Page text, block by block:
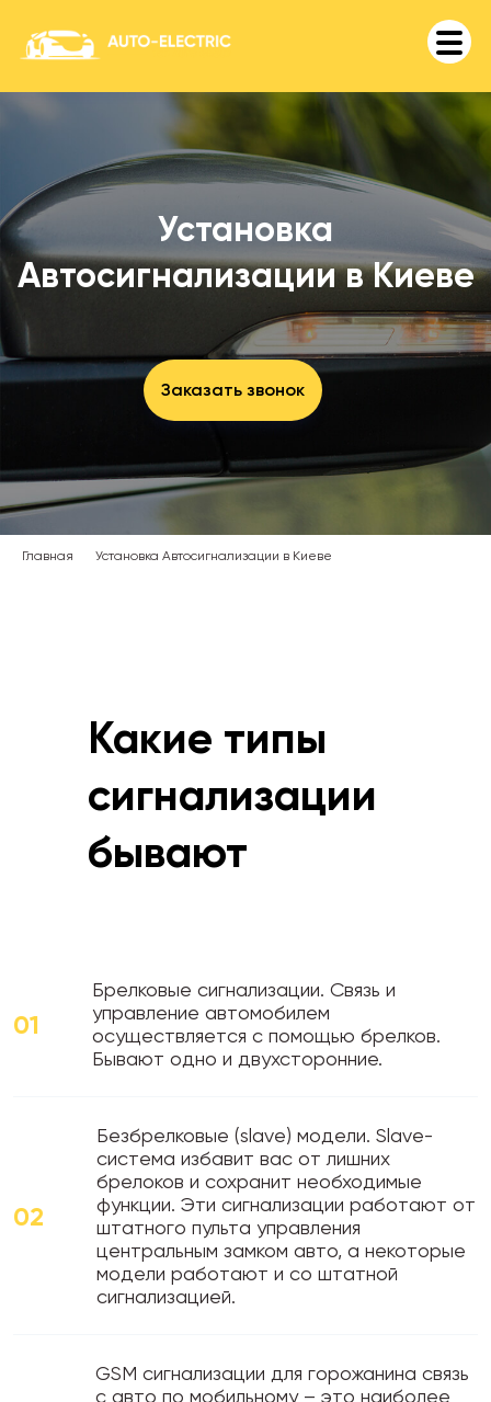
Установка
Автосигнализации в Киеве
Заказать звонок
Главная Установка Автосигнализации в Киеве
Какие типы
сигнализации
бывают
01
Брелковые сигнализации. Связь и
управление автомобилем
осуществляется с помощью брелков.
Бывают одно и двухсторонние.
02
Безбрелковые (slave) модели. Slave-
система избавит вас от лишних
брелоков и сохранит необходимые
функции. Эти сигнализации работают от
штатного пульта управления
центральным замком авто, а некоторые
модели работают и со штатной
сигнализацией.
GSM сигнализации для горожанина связь
с авто по мобильному – это наиболее